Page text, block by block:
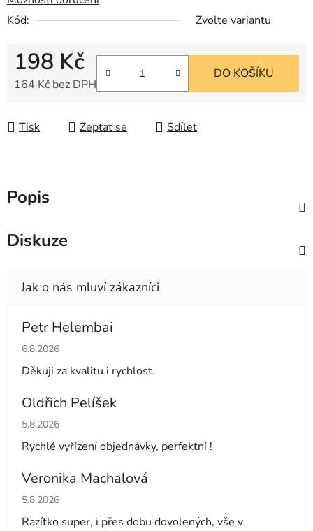
Kód:
Zvolte variantu
198 Kč
164 Kč bez DPH
DO KOŠÍKU
Tisk Zeptat se Sdílet
Popis
Diskuze
Petr Helembai
Hodnocení obchodu je 5 z 5 hvězdiček.
6.8.2026
Děkuji za kvalitu i rychlost.
Oldřich Pelíšek
Hodnocení obchodu je 5 z 5 hvězdiček.
5.8.2026
Rychlé vyřízení objednávky, perfektní !
Veronika Machalová
Hodnocení obchodu je 5 z 5 hvězdiček.
5.8.2026
Razítko super, i přes dobu dovolených, vše v